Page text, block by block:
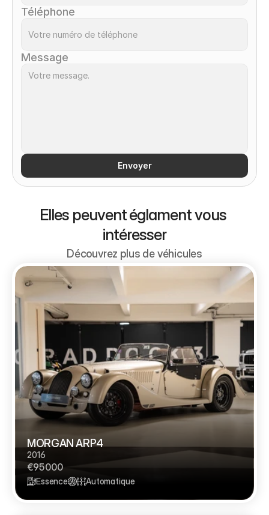
Téléphone
Message
Envoyer
Elles peuvent églament vous
intéresser
Découvrez plus de véhicules
MORGAN ARP4
2016
€95 000
Essence Automatique